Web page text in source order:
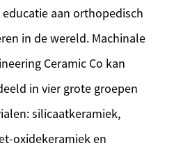
aan orthopedisch
in de wereld. Machinale
Ceramic Co kan
in vier grote groepen
silicaatkeramiek,
oxidekeramiek en